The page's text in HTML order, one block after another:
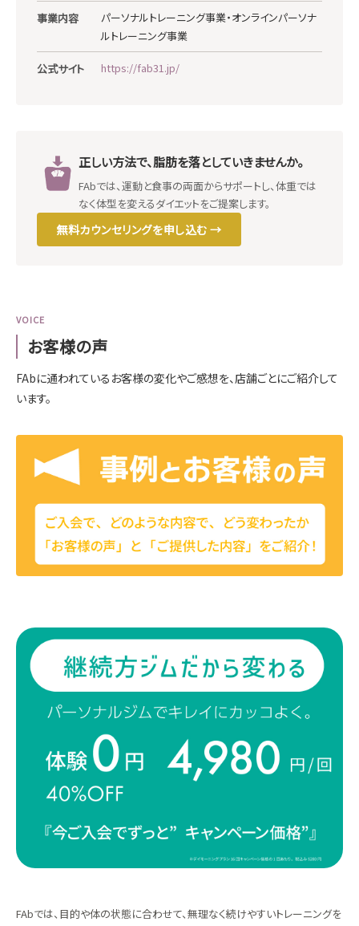
事業内容
パーソナルトレーニング事業・オンラインパーソナ
ルトレーニング事業
公式サイト https://fab31.jp/
正しい方法で、脂肪を落としていきませんか。
FAbでは、運動と食事の両面からサポートし、体重では
なく体型を変えるダイエットをご提案します。
無料カウンセリングを申し込む →
VOICE
お客様の声
FAbに通われているお客様の変化やご感想を、店舗ごとにご紹介して
います。
FAbでは、目的や体の状態に合わせて、無理なく続けやすいトレーニングを